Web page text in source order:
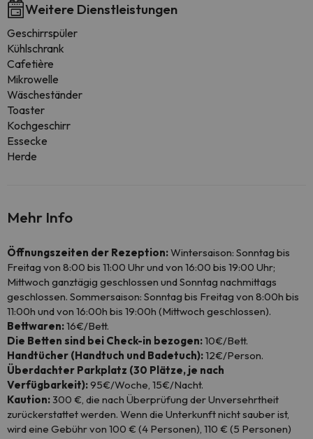
Weitere Dienstleistungen
Geschirrspüler
Kühlschrank
Cafetière
Mikrowelle
Wäscheständer
Toaster
Kochgeschirr
Essecke
Herde
Mehr Info
Öffnungszeiten der Rezeption:Wintersaison: Sonntag bis
Freitag von 8:00 bis 11:00 Uhr und von 16:00 bis 19:00 Uhr;
Mittwoch ganztägig geschlossen und Sonntag nachmittags
geschlossen. Sommersaison: Sonntag bis Freitag von 8:00h bis
11:00h und von 16:00h bis 19:00h (Mittwoch geschlossen).
Bettwaren:16€/Bett.
Die Betten sind bei Check-in bezogen:10€/Bett.
Handtücher (Handtuch und Badetuch):12€/Person.
Überdachter Parkplatz (30 Plätze, je nach
Verfügbarkeit):95€/Woche, 15€/Nacht.
Kaution:300 €, die nach Überprüfung der Unversehrtheit
zurückerstattet werden. Wenn die Unterkunft nicht sauber ist,
wird eine Gebühr von 100 € (4 Personen), 110 € (5 Personen)